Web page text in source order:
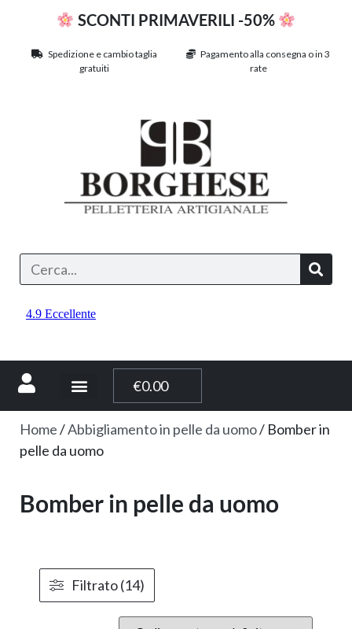
SCONTI PRIMAVERILI -50%
Spedizione e cambio taglia
gratuiti
Pagamento alla consegna o in 3
rate
€0.00
Home/Abbigliamento in pelle da uomo/ Bomber in
pelle da uomo
Bomber in pelle da uomo
Filtrato (14)